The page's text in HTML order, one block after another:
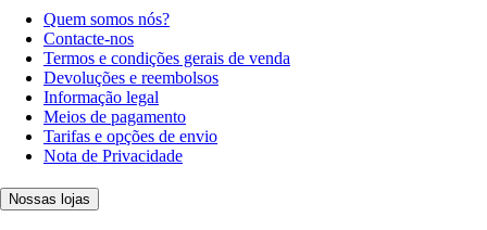
Quem somos nós?
Contacte-nos
Termos e condições gerais de venda
Devoluções e reembolsos
Informação legal
Meios de pagamento
Tarifas e opções de envio
Nota de Privacidade
Nossas lojas